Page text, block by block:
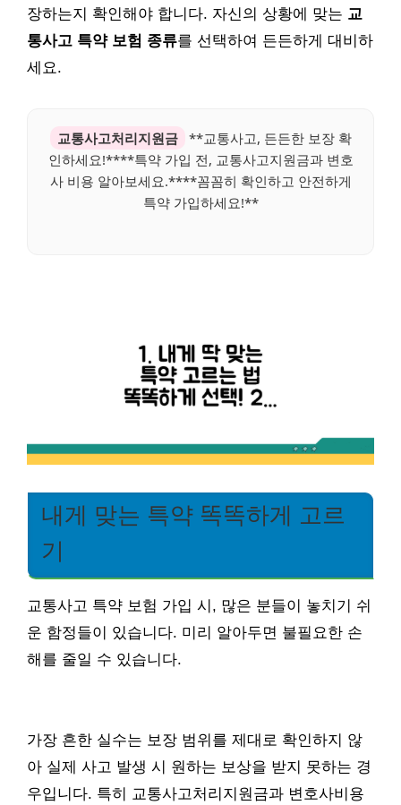
장하는지 확인해야 합니다. 자신의 상황에 맞는 교
통사고 특약 보험 종류를 선택하여 든든하게 대비하
세요.
교통사고처리지원금
**교통사고, 든든한 보장 확
인하세요!****특약 가입 전, 교통사고지원금과 변호
사 비용 알아보세요.****꼼꼼히 확인하고 안전하게
특약 가입하세요!**
내게 맞는 특약 똑똑하게 고르
기
교통사고 특약 보험 가입 시, 많은 분들이 놓치기 쉬
운 함정들이 있습니다. 미리 알아두면 불필요한 손
해를 줄일 수 있습니다.
가장 흔한 실수는 보장 범위를 제대로 확인하지 않
아 실제 사고 발생 시 원하는 보상을 받지 못하는 경
우입니다. 특히 교통사고처리지원금과 변호사비용